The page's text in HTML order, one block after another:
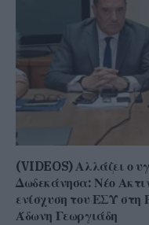
(VIDEOS) Αλλάζει ο
Δωδεκάνησα: Νέο
ενίσχυση του ΕΣΥ στη
Άδωνη Γεωργιάδη